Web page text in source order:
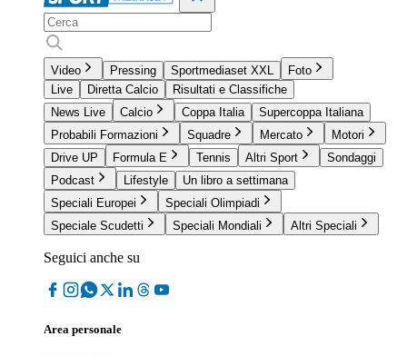
Video Pressing Sportmediaset XXL
Foto
Live
Diretta Calcio
Risultati e Classifiche
News Live
Calcio Coppa Italia
Supercoppa Italiana
Probabili Formazioni
Squadre Mercato
Motori
Drive UP
Formula E Tennis Altri Sport
Sondaggi
Podcast
Lifestyle
Un libro a settimana
Speciali Europei
Speciali Olimpiadi
Speciale Scudetti
Speciali Mondiali Altri Speciali
Seguici anche su
Area personale